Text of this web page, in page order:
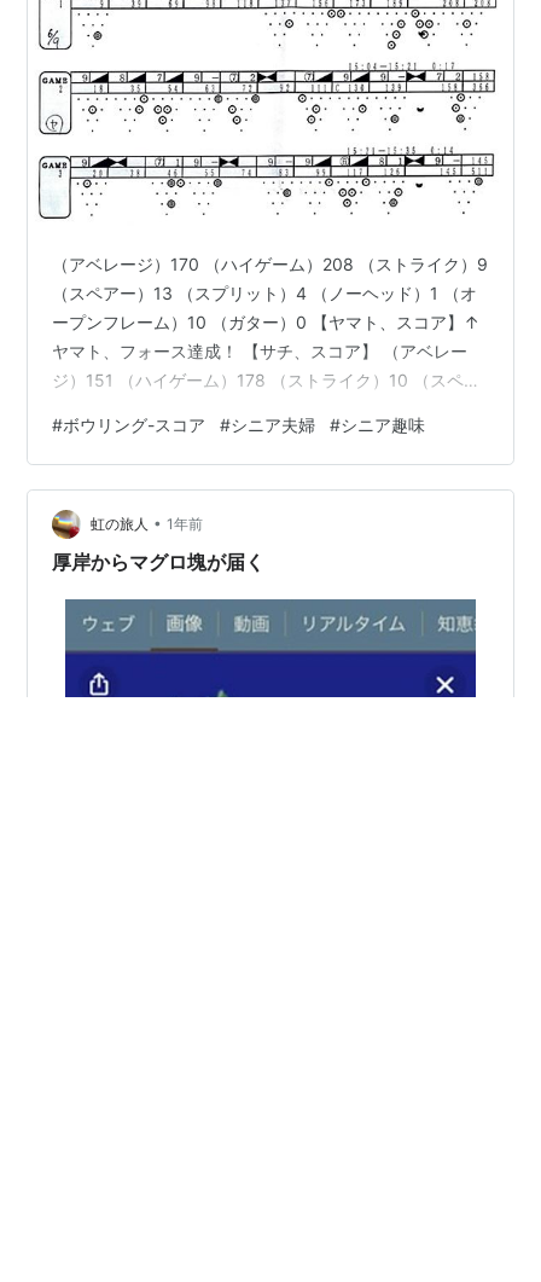
（アベレージ）170 （ハイゲーム）208 （ストライク）9
（スペアー）13 （スプリット）4 （ノーヘッド）1 （オ
ープンフレーム）10 （ガター）0 【ヤマト、スコア】↑
ヤマト、フォース達成！ 【サチ、スコア】 （アベレー
ジ）151 （ハイゲーム）178 （ストライク）10 （スペア
ーム）14 （ガター）0 サチも久しぶりだったけどターキ
ーが出て嬉しかった！ 目標はノーヘッド「0」にしたい…
😂 【ボウリング場】 札幌市内、Aボウリング場 【自己紹
介】 （夫）ヤマト、70代後半 （妻）サチ、60代前半
（住まい）札幌市 【ボウリン…
#ボウリング-スコア #シニア夫婦 #シニア趣味
虹の旅人 • 1年前
厚岸からマグロ塊が届く